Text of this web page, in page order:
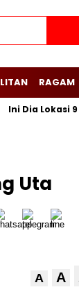
RAGAM
Lokasi 9
Uta
A A